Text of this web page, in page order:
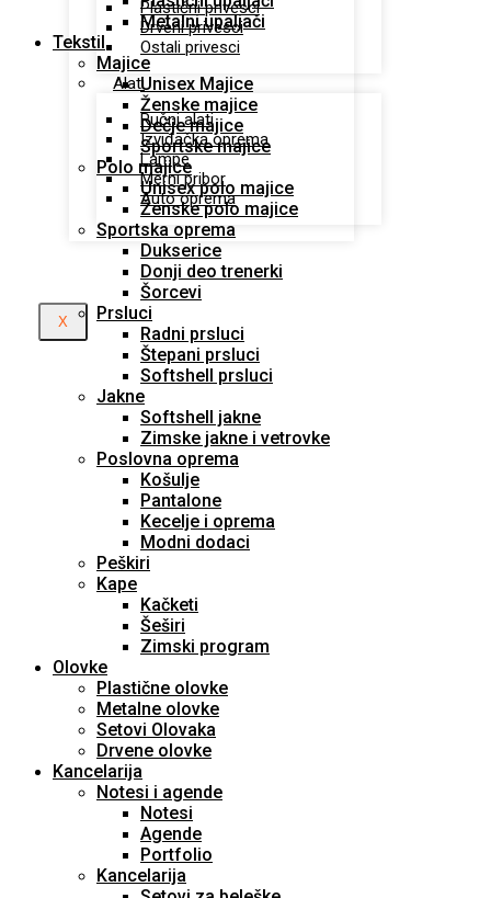
Plastični privesci
Drveni privesci
Ostali privesci
Alati
Ručni alati
Izviđačka oprema
Lampe
Merni pribor
Auto oprema
X
Metalni upaljači
Tekstil
Majice
Unisex Majice
Ženske majice
Dečje majice
Sportske majice
Polo majice
Unisex polo majice
Ženske polo majice
Sportska oprema
Dukserice
Donji deo trenerki
Šorcevi
Prsluci
Radni prsluci
Štepani prsluci
Softshell prsluci
Jakne
Softshell jakne
Zimske jakne i vetrovke
Poslovna oprema
Košulje
Pantalone
Kecelje i oprema
Modni dodaci
Peškiri
Kape
Kačketi
Šeširi
Zimski program
Olovke
Plastične olovke
Metalne olovke
Setovi Olovaka
Drvene olovke
Kancelarija
Notesi i agende
Notesi
Agende
Portfolio
Kancelarija